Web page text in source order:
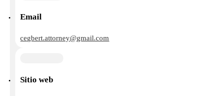
Email
cegbert.attorney@gmail.com
Sitio web